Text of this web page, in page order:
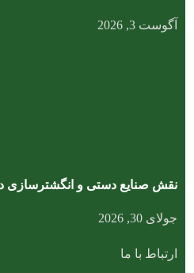
آگوست 3, 2026
نقش صنایع دستی و انگشترسازی
جولای 30, 2026
ارتباط با ما